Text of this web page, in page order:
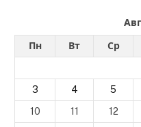
Пн Вт Ср
3
4 5
10
11 12